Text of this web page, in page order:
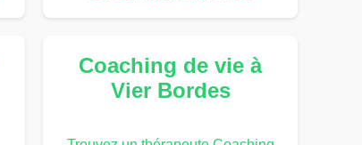
Coaching de vie à
Vier Bordes